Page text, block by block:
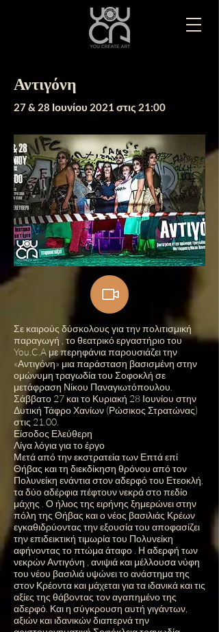
Αντιγόνη
27 & 28 Ιουνίου 2021 στις 21:00
Σε καιρούς δύσκολους για την πολιτισμική
παραγωγή , το θεατρικό εργαστήριο του
You.C.A με περηφάνια παρουσιάζει την
«Αντιγόνη» μια παράσταση βασισμένη στην
ομώνυμη τραγωδία του Σοφοκλή σε
μετάφραση Νίκου Παναγιωτόπουλου.
Σάββατο 27 και το Κυριακή 28 Ιουνίου στην
Δυτική Τάφρο Χανίων (Ρώσικος Στρατώνας)
στις 21.00.
Είσοδος Ελεύθερη
Λίγα λόγια για το έργο
Μετά από την εκστρατεία των Επτά επί
Θήβας και τη διεκδίκηση θρόνου από τον
Πολυνείκη ενάντια στον αδερφό του Ετεοκλή,
τα δύο αδέρφια πέφτουν νεκρά στο πεδίο
μάχης . Ο ήλιος της ειρήνης ξημερώνει στην
πόλη της Θήβας και ο νέος βασιλιάς Κρέων
εγκαθιδρύοντας την εξουσία του αποφασίζει
την επιδεικτική τιμωρία του Πολυνείκη
αφήνοντας το πτώμα άταφο . Η αδερφή των
νεκρών Αντιγόνη , ανιψιά και μέλλουσα νύφη
του νέου βασιλιά υψώνει το ανάστημα της
στον Κρέοντα και μάχεται για τα ιδανικά και τις
αξίες της θάβοντας τον αγαπημένο της
αδερφό. Και η σύγκρουση αυτή γιγάντων,
αξιών και ιδανικών διαπερνά την